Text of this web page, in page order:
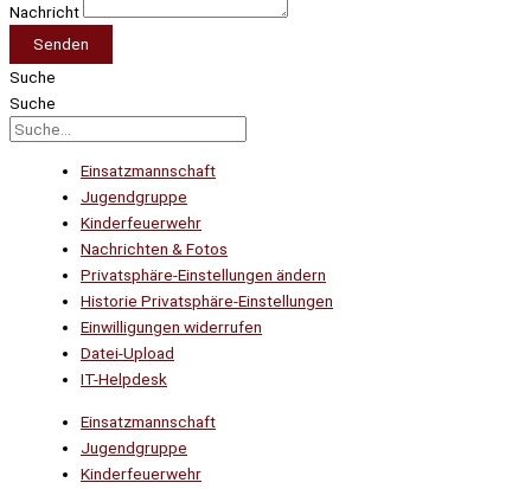
Nachricht
Senden
Suche
Suche
Einsatzmannschaft
Jugendgruppe
Kinderfeuerwehr
Nachrichten & Fotos
Privatsphäre-Einstellungen ändern
Historie Privatsphäre-Einstellungen
Einwilligungen widerrufen
Datei-Upload
IT-Helpdesk
Einsatzmannschaft
Jugendgruppe
Kinderfeuerwehr